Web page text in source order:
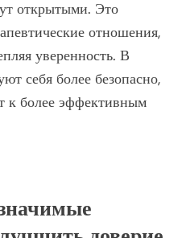
открытыми. Это
отношения,
уверенность. В
себя более безопасно,
к более эффективным